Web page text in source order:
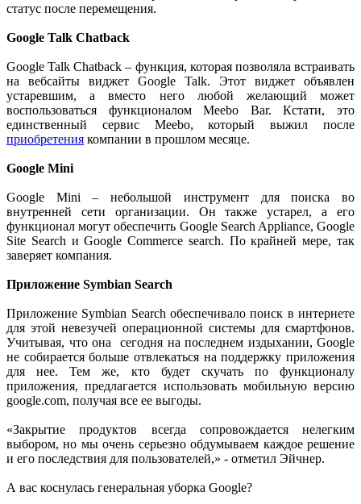
статус после перемещения.
Google Talk Chatback
Google Talk Chatback – функция, которая позволяла встраивать
на вебсайты виджет Google Talk. Этот виджет объявлен
устаревшим, а вместо него любой желающий может
воспользоваться функционалом Meebo Bar. Кстати, это
единственный сервис Meebo, который выжил после
приобретения компании в прошлом месяце.
Google Mini
Google Mini – небольшой инструмент для поиска во
внутренней сети организации. Он также устарел, а его
функционал могут обеспечить Google Search Appliance, Google
Site Search и Google Commerce search. По крайней мере, так
заверяет компания.
Приложение Symbian Search
Приложение Symbian Search обеспечивало поиск в интернете
для этой невезучей операционной системы для смартфонов.
Учитывая, что она сегодня на последнем издыхании, Google
не собирается больше отвлекаться на поддержку приложения
для нее. Тем же, кто будет скучать по функционалу
приложения, предлагается использовать мобильную версию
google.com, получая все ее выгоды.
«Закрытие продуктов всегда сопровождается нелегким
выбором, но мы очень серьезно обдумываем каждое решение
и его последствия для пользователей,» - отметил Эйчнер.
А вас коснулась генеральная уборка Google?